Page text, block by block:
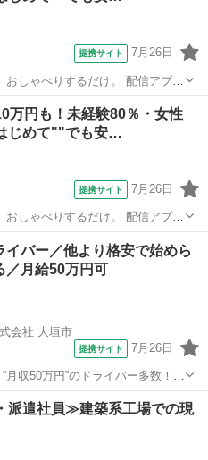
提携サイト 7月26日
しゃべりするだけ。 配信アプリ
でライブ配信するお仕事です。
ぶ自由
フ
万円も！未経験80％・女性
じめて""でも安…
提携サイト 7月26日
おしゃべりするだけ。 配信アプリ
でライブ配信するお仕事です。
んぶ自由
フ
イバー／他より格安で始めら
／月給50万円可
会社 大垣市
提携サイト 7月26日
えられる話です◎
イバー
派遣社員≫建築系工場での現